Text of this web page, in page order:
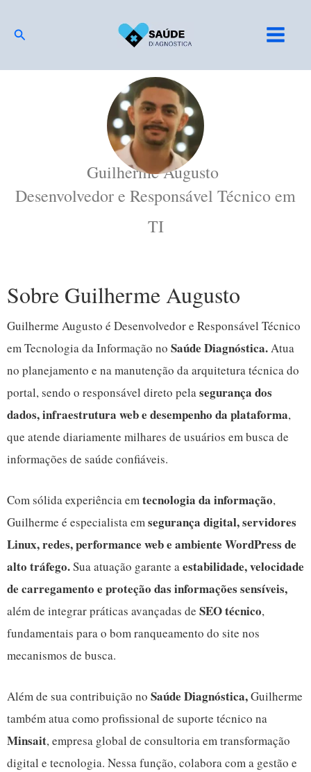
para
conteúdo
Pesquisar
Guilherme ​Augusto
Desenvolvedor e Responsável Técnico em
TI
Sobre Guilherme Augusto
Guilherme Augusto é Desenvolvedor e Responsável Técnico
em Tecnologia da Informação no Saúde Diagnóstica.Atua
no planejamento e na manutenção da arquitetura técnica do
portal, sendo o responsável direto pelasegurança dos
dados, infraestrutura web e desempenho da plataforma,
que atende diariamente milhares de usuários em busca de
informações de saúde confiáveis.
Com sólida experiência emtecnologia da informação,
Guilherme é especialista emsegurança digital, servidores
Linux, redes, performance web e ambiente WordPress de
alto tráfego.Sua atuação garante aestabilidade, velocidade
de carregamento e proteção das informações sensíveis,
além de integrar práticas avançadas de SEO técnico,
fundamentais para o bom ranqueamento do site nos
mecanismos de busca.
Além de sua contribuição no Saúde Diagnóstica,Guilherme
também atua como profissional de suporte técnico na
Minsait, empresa global de consultoria em transformação
digital e tecnologia. Nessa função, colabora com a gestão e